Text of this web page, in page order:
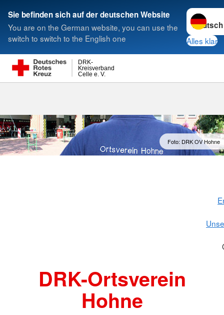
Sie befinden sich auf der deutschen Website
You are on the German website, you can use the
switch to switch to the English one
Sprache
Alles klar
Celle e. V.
Kreisverband
DRK-
Suche
Foto: DRK OV Hohne
DRK-Ortsverein
Hohne